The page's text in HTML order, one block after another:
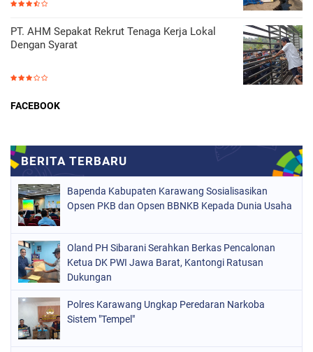
PT. AHM Sepakat Rekrut Tenaga Kerja Lokal
Dengan Syarat
FACEBOOK
Bapenda Kabupaten Karawang Sosialisasikan
Opsen PKB dan Opsen BBNKB Kepada Dunia Usaha
Oland PH Sibarani Serahkan Berkas Pencalonan
Ketua DK PWI Jawa Barat, Kantongi Ratusan
Dukungan
Polres Karawang Ungkap Peredaran Narkoba
Sistem "Tempel"